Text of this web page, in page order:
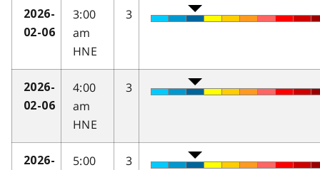
2026-
02-06
3:00
am
HNE
3
2026-
02-06
4:00
am
HNE
3
2026-
5:00
3